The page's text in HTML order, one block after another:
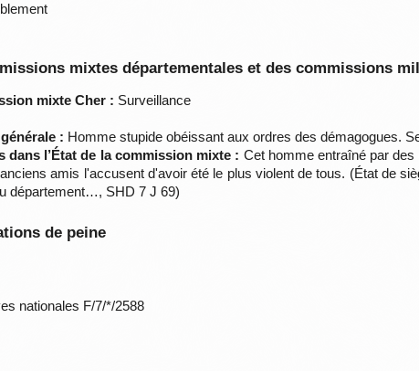
mixtes départementales et des commissions
mixte Cher : Surveillance
: Homme stupide obéissant aux ordres des démagogues.
dans l’État de la commission mixte : Cet homme entraîné par
amis l'accusent d'avoir été le plus violent de tous. (État de
département…, SHD 7 J 69)
de peine
nationales F/7/*/2588